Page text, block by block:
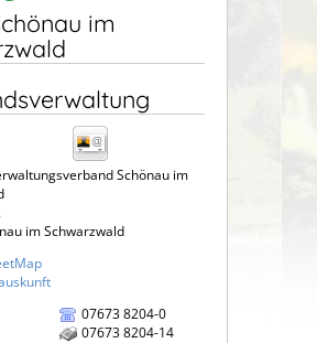
im
Schönau im
im Schwarzwald
07673 8204-0
07673 8204-14